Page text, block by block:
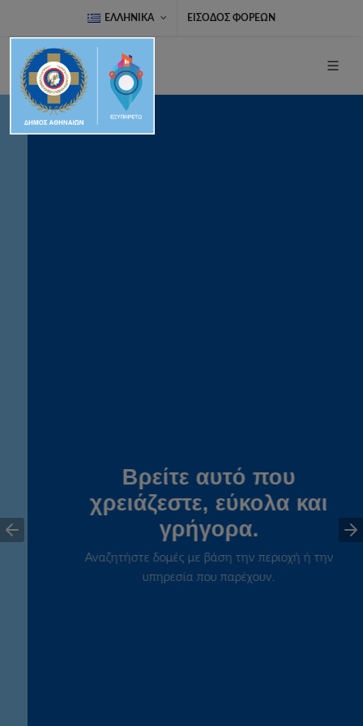
ΕΛΛΗΝΙΚΆ ΕΊΣΟΔΟΣ ΦΟΡΈΩΝ
Βρείτε αυτό που
χρειάζεστε, εύκολα και
γρήγορα.
Αναζητήστε δομές με βάση την περιοχή ή την
υπηρεσία που παρέχουν.